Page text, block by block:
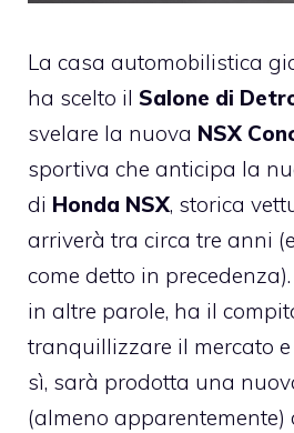
La casa automobilistica
ha scelto il Salone di
svelare la nuova NSX
sportiva che anticipa la
di Honda NSX, storica
arriverà tra circa tre anni
come detto in
in altre parole, ha il
tranquillizzare il mercato
sì, sarà prodotta una
(almeno apparentemente)